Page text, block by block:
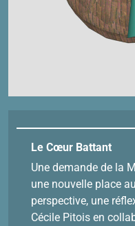
Le Cœur Battant
Une demande de la
une nouvelle place
perspective, une
Cécile Pitois en